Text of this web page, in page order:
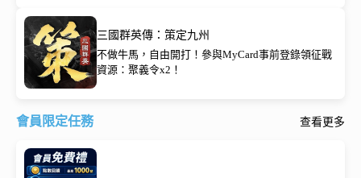
三國群英傳：策定九州
不做牛馬，自由開打！參與MyCard事前登錄領征戰
資源：聚義令x2！
會員限定任務 查看更多